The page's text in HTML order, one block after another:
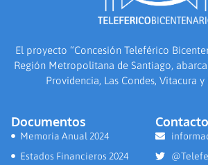
El proyecto “Concesión Teleférico
Región Metropolitana de Santiago,
Providencia, Las Condes, Vitacura
Documentos
Memoria Anual 2024
Estados Financieros 2024
Contacto